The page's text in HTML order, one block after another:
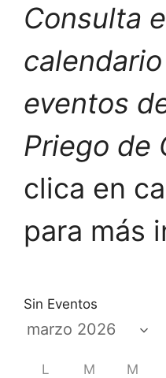
Consulta
eventos
Priego de
clica en
para más
Sin Eventos
L M M